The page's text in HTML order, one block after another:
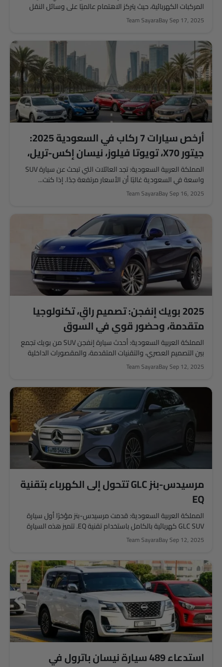
المركبات الكهربائية، حيث يتركز الاهتمام عالميًا على وسائل النقل
المستدامة. لقد دفعت...
Team SayaraBaySep 17, 2025
أرخص سيارات 7 ركاب في السعودية 2025:
جيتور X70، تويوتا فيلوز، نيسان إكس-تريل،
إم جي RX9 والمزيد
المملكة العربية السعودية: تجد العائلات التي تبحث عن سيارة SUV
واسعة في السعودية غالبًا أن الأسعار مرتفعة جدًا. إذا كنت...
Team SayaraBaySep 16, 2025
2025 بويك إنفجن: تصميم راقٍ، تكنولوجيا
متقدمة، وحضور قوي في السوق
المملكة العربية السعودية: أحدث سيارة إنفجن SUV من بويك تجمع
بين التصميم العصري، والتقنيات المتقدمة، والمقصورات الداخلية
الفاخرة. والهدف هو...
Team SayaraBaySep 12, 2025
مرسيدس-بنز GLC تتحول إلى الكهرباء بتقنية
EQ
المملكة العربية السعودية: قدمت مرسيدس-بنز مؤخرًا أول سيارة
GLC SUV كهربائية بالكامل باستخدام تقنية EQ. تتميز هذه السيارة
بمدى قيادة...Team SayaraBaySep 12, 2025
استدعاء 489 سيارة نيسان باترول في